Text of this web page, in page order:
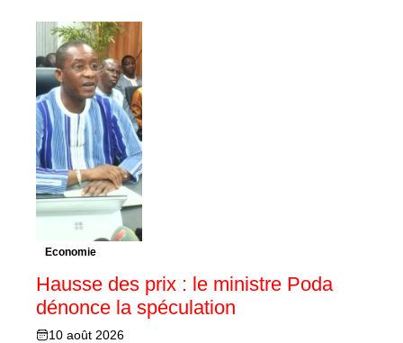
Economie
Hausse des prix : le ministre Poda
dénonce la spéculation
10 août 2026